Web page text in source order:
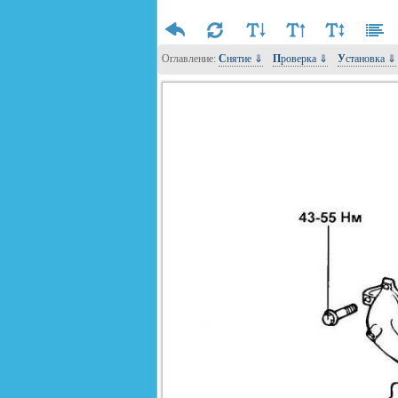
Оглавление: Снятие ⇓ Проверка ⇓ Установка ⇓